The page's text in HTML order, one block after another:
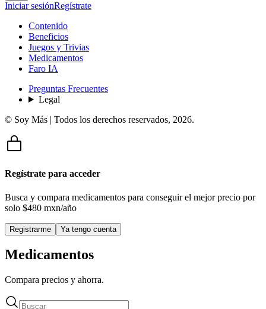
Iniciar sesiónRegístrate
Contenido
Beneficios
Juegos y Trivias
Medicamentos
Faro IA
Preguntas Frecuentes
Legal
© Soy Más | Todos los derechos reservados, 2026.
Regístrate para acceder
Busca y compara medicamentos para conseguir el mejor precio por
solo $480 mxn/año
Registrarme Ya tengo cuenta
Medicamentos
Compara precios y ahorra.